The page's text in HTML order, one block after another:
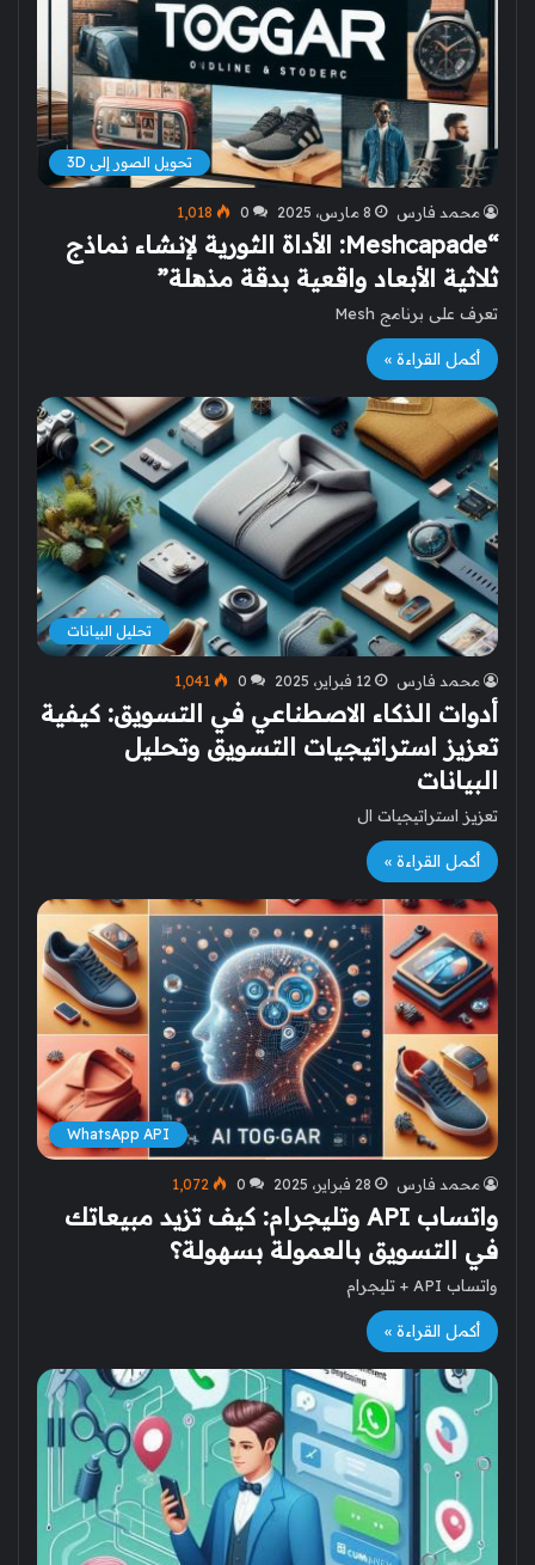
تحويل الصور إلى 3D
محمد فارس 8 مارس، 2025 0 1٬018
“Meshcapade: الأداة الثورية لإنشاء نماذج
ثلاثية الأبعاد واقعية بدقة مذهلة”
تعرف على برنامج Mesh
أكمل القراءة »
تحليل البيانات
محمد فارس 12 فبراير، 2025 0 1٬041
أدوات الذكاء الاصطناعي في التسويق: كيفية
تعزيز استراتيجيات التسويق وتحليل
البيانات
تعزيز استراتيجيات ال
أكمل القراءة »
WhatsApp API
محمد فارس 28 فبراير، 2025 0 1٬072
واتساب API وتليجرام: كيف تزيد مبيعاتك
في التسويق بالعمولة بسهولة؟
واتساب API + تليجرام
أكمل القراءة »